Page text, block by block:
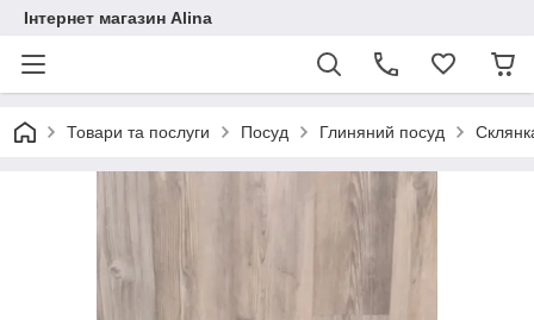
Інтернет магазин Alina
Товари та послуги Посуд Глиняний посуд